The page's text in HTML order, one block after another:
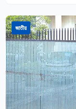
জাতীয়